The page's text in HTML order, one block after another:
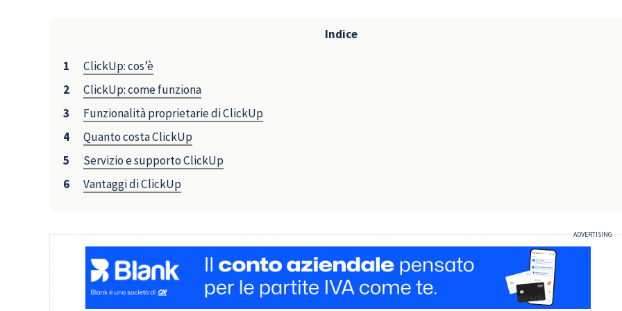
Indice
ClickUp: cos’è
ClickUp: come funziona
Funzionalità proprietarie di ClickUp
Quanto costa ClickUp
Servizio e supporto ClickUp
Vantaggi di ClickUp